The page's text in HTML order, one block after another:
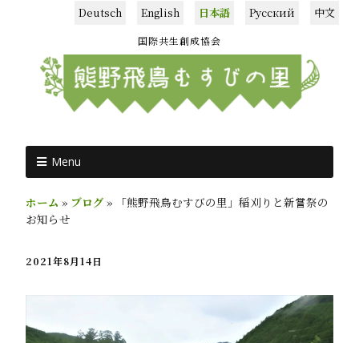
Deutsch English 日本語 Русский 中文
国際共生創成協会
Menu
ホーム » ブログ »
「熊野飛鳥むすびの里」稲刈りと新嘗祭の
お知らせ
2021年8月14日